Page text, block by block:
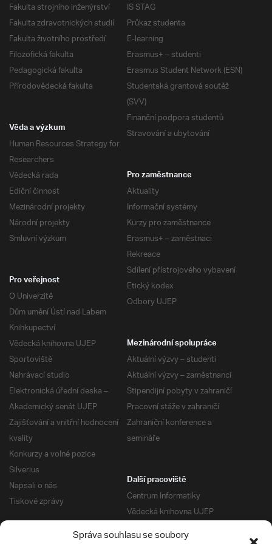
Správa souhlasu se soubory
Fakulta strojního inženýrství
Fakulta zdravotnických studií
Fakulta životního prostředí
Filozofická fakulta
Pedagogická fakulta
Přírodovědecká fakulta
IS STAG
Průkaz studenta
E-learning
Erasmus+ – studenti
Erasmus Student Network (ESN)
Studentská grantová soutěž
(SVV)
Finanční podpora studentů
Stravování a ubytování
Věda a výzkum
Human Resources Strategy for
Researchers
Vědecká rada
Ediční činnost
Mezinárodní projekty
Národní projekty
Smluvní výzkum
Pro zaměstnance
Aktuality
Informační systémy
Kurzy pro zaměstnance
Erasmus+ – zaměstnaci
Rekreace
Sdílení přístrojového vybavení
Etický kodex
Odbory UJEP
Pro veřejnost
O Univerzitě
Dům umění Ústí nad Labem
Knihkupectví
Vědecká knihovna UJEP
Sportoviště
Nahrávací studio
Elektronická úřední deska –
Akademický senát UJEP
Zajišťování a vnitřní hodnocení
kvality
Konkurzy a volné pozice
Silverius
Napsali o nás
Tiskové zprávy
Mezinárodní spolupráce
Aktuální výzvy – studenti
Aktuální výzvy – zaměstnanci
Stipendijní pobyty v zahraničí
Pracovní stáže v zahraničí
Zahraniční konference a
semináře
Další pracoviště
Centrum Informatiky
Vědecká knihovna UJEP
Správa kolejí a menz